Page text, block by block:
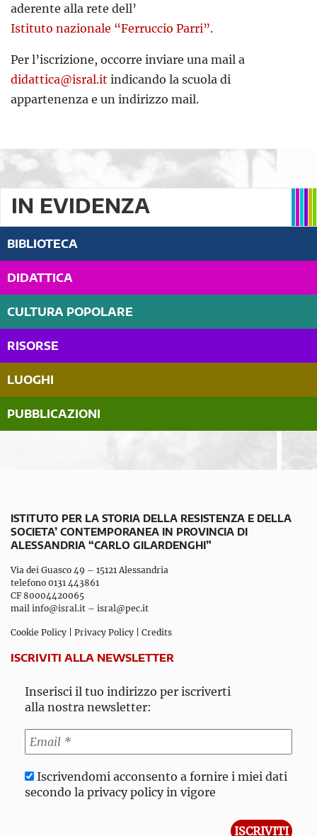
aderente alla rete dell’
Istituto nazionale “Ferruccio Parri”.
Per l’iscrizione, occorre inviare una mail a
didattica@isral.it indicando la scuola di
appartenenza e un indirizzo mail.
IN EVIDENZA
BIBLIOTECA
DIDATTICA
CULTURA POPOLARE
RISORSE
LUOGHI
PUBBLICAZIONI
ISTITUTO PER LA STORIA DELLA RESISTENZA E DELLA
SOCIETA’ CONTEMPORANEA IN PROVINCIA DI
ALESSANDRIA “CARLO GILARDENGHI”
Via dei Guasco 49 – 15121 Alessandria
telefono 0131 443861
CF 80004420065
mail info@isral.it – isral@pec.it
Cookie Policy Privacy Policy Credits
ISCRIVITI ALLA NEWSLETTER
Inserisci il tuo indirizzo per iscriverti
alla nostra newsletter:
Iscrivendomi acconsento a fornire i miei dati
secondo la privacy policy in vigore